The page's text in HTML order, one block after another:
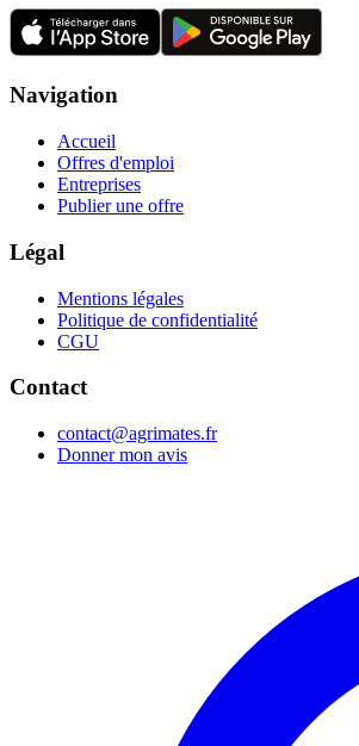
Navigation
Accueil
Offres d'emploi
Entreprises
Publier une offre
Légal
Mentions légales
Politique de confidentialité
CGU
Contact
contact@agrimates.fr
Donner mon avis